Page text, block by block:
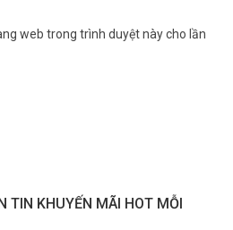
web trong trình duyệt này cho lần
TIN KHUYẾN MÃI HOT MỖI